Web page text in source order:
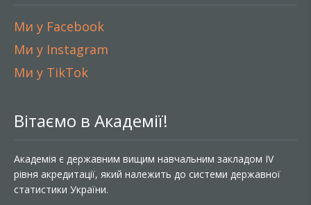
Ми у Facebook
Ми у Instagram
Ми у TikTok
Вітаємо в Академії!
Академія є державним вищим навчальним закладом IV
рівня акредитації, який належить до системи державної
статистики України.